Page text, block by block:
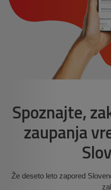
Spoznajte,
zaupanja
Že deseto leto zapored